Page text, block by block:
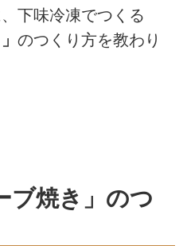
下味冷凍でつくる
のつくり方を教わり
ブ焼き」のつ